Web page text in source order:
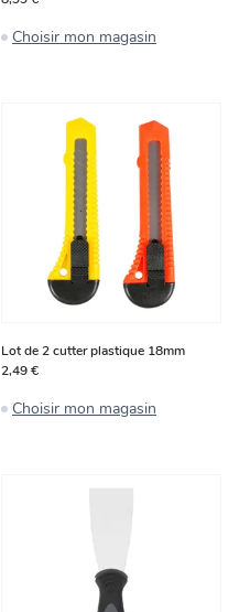
Choisir mon magasin
Lot de 2 cutter plastique 18mm
2,49 €
Choisir mon magasin